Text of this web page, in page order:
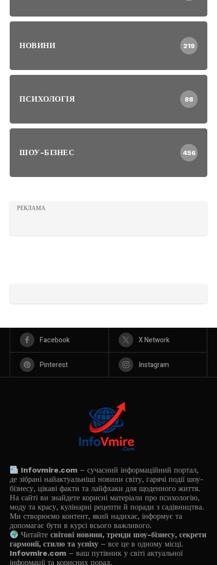
НОВИНИ 219
ПСИХОЛОГІЯ 88
ШОУ-БІЗНЕС 456
РЕКЛАМА
Facebook X Network
Pinterest Instagram
Infovmire.com – сучасний інформаційний портал,
де зібрані найактуальніші новини світу, гарячі події шоу-
бізнесу, цікаві факти та лайфхаки для щоденного життя.
На сайті ви знайдете корисні матеріали про психологію,
моду та красу, кулінарні рецепти й поради з садівництва.
Ми створюємо контент, який надихає, інформує та
допомагає бути в курсі всього важливого.
Читайтесвітові новини, тренди шоу-бізнесу, секрети
гармонії, стилю та успіху – все це в одному місці.
Infovmire.com – ваш путівник у світі актуальної
інформації та корисних порад.